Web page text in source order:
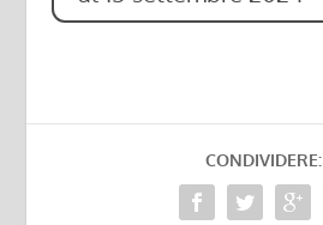
CONDIVIDERE: